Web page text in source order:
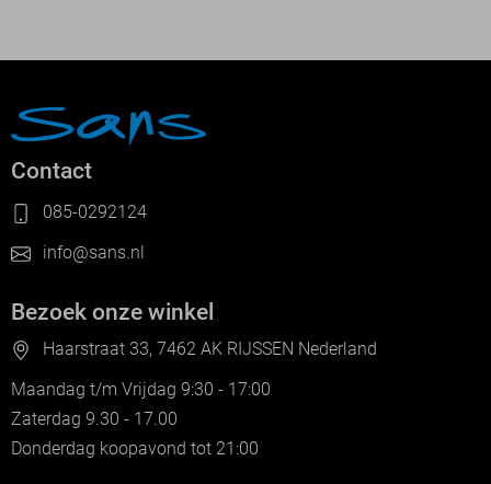
Contact
085-0292124
info@sans.nl
Bezoek onze winkel
Haarstraat 33, 7462 AK RIJSSEN Nederland
Maandag t/m Vrijdag 9:30 - 17:00
Zaterdag 9.30 - 17.00
Donderdag koopavond tot 21:00